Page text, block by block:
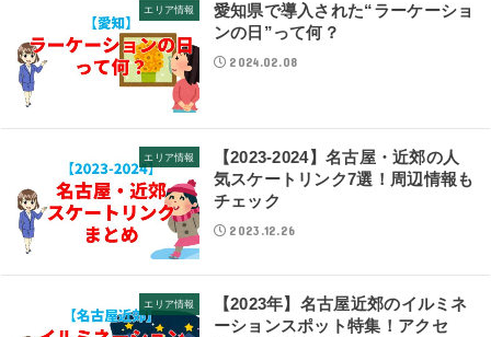
エリア情報
愛知県で導入された“ラーケーショ
ンの日”って何？
2024.02.08
エリア情報
【2023-2024】名古屋・近郊の人
気スケートリンク7選！周辺情報も
チェック
2023.12.26
エリア情報
【2023年】名古屋近郊のイルミネ
ーションスポット特集！アクセ